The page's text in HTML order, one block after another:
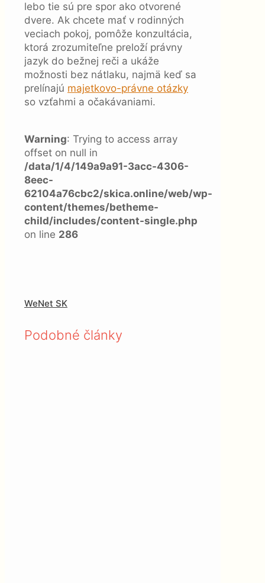
lebo tie sú pre spor ako otvorené
dvere. Ak chcete mať v rodinných
veciach pokoj, pomôže konzultácia,
ktorá zrozumiteľne preloží právny
jazyk do bežnej reči a ukáže
možnosti bez nátlaku, najmä keď sa
prelínajú majetkovo-právne otázky
so vzťahmi a očakávaniami.
Warning: Trying to access array
offset on null in
/data/1/4/149a9a91-3acc-4306-
8eec-
62104a76cbc2/skica.online/web/wp-
content/themes/betheme-
child/includes/content-single.php
on line 286
WeNet SK
Podobné články